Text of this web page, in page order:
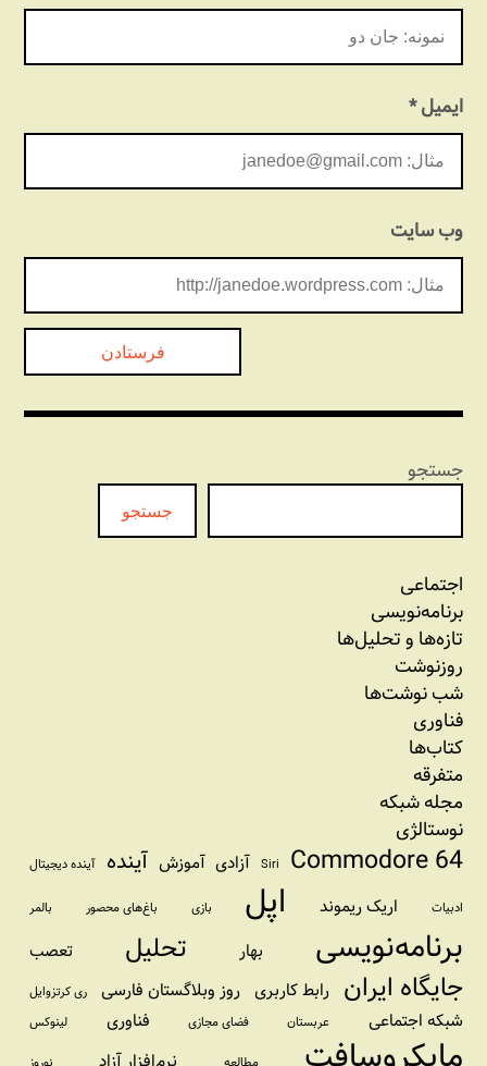
ایمیل*
وب‌ سایت
جستجو
جستجو
اجتماعی
برنامه‏‌نویسی
تازه‌‌ها و تحلیل‌ها
روزنوشت
شب نوشت‌ها
فناوری
کتاب‌ها
متفرقه
مجله شبکه
نوستالژی
Commodore 64
Siri آزادی آموزش آینده آینده دیجیتال
ادبیات اریک ریموند اپل بازی باغ‌های محصور بالمر
برنامه‌نویسی بهار تحلیل تعصب
جایگاه ایران رابط کاربری روز وبلاگستان فارسی ری کرتزوایل
شبکه اجتماعی عربستان فضای مجازی فناوری لینوکس